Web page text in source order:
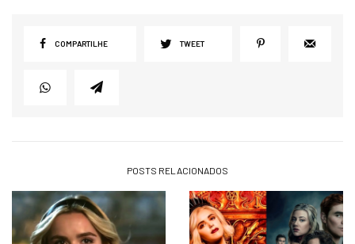
COMPARTILHE TWEET
POSTS RELACIONADOS